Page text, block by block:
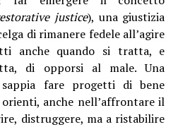
justice), una giustizia
di rimanere fedele all’agire
anche quando si tratta, e
di opporsi al male. Una
sappia fare progetti di bene
anche nell’affrontare il
distruggere, ma a ristabilire